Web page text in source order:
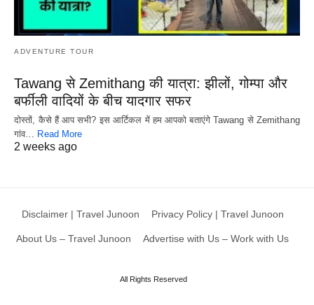
ADVENTURE TOUR
Tawang से Zemithang की यात्रा: झीलों, गोम्पा और
बर्फीली वादियों के बीच यादगार सफर
दोस्तों, कैसे हैं आप सभी? इस आर्टिकल में हम आपको बताएंगे Tawang से Zemithang
गांव… Read More
2 weeks ago
Disclaimer | Travel Junoon Privacy Policy | Travel Junoon
About Us – Travel Junoon Advertise with Us – Work with Us
All Rights Reserved